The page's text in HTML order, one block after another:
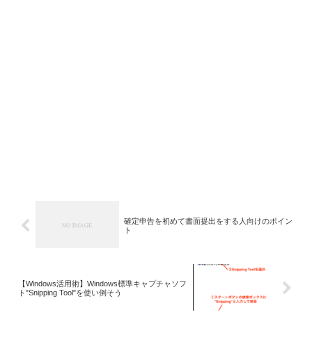
確定申告を初めて書面提出をする人向けのポイン
ト
【Windows活用術】Windows標準キャプチャソフ
ト"Snipping Tool"を使い倒そう